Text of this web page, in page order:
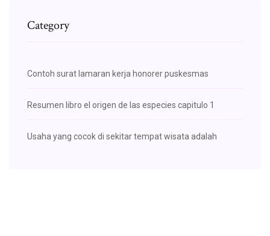
Category
Contoh surat lamaran kerja honorer puskesmas
Resumen libro el origen de las especies capitulo 1
Usaha yang cocok di sekitar tempat wisata adalah